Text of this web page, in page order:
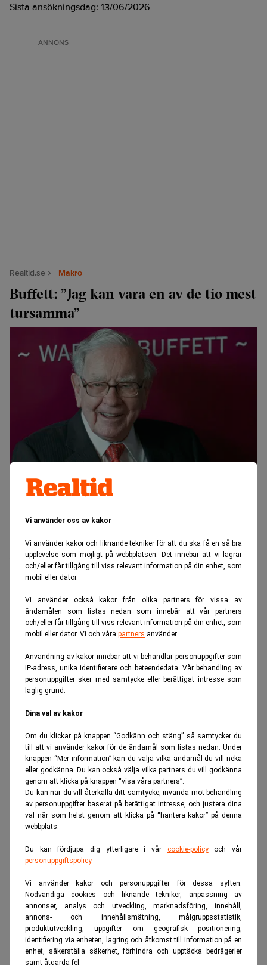
Vi använder oss av kakor
Vi använder kakor och liknande tekniker för att du ska få en så bra
upplevelse som möjligt på webbplatsen. Det innebär att vi lagrar
och/eller får tillgång till viss relevant information på din enhet, som
mobil eller dator.
Vi använder också kakor från olika partners för vissa av
ändamålen som listas nedan som innebär att vår partners
och/eller får tillgång till viss relevant information på din enhet, som
mobil eller dator. Vi och våra partners använder.
Användning av kakor innebär att vi behandlar personuppgifter som
IP-adress, unika identifierare och beteendedata. Vår behandling av
personuppgifter sker med samtycke eller berättigat intresse som
laglig grund.
Dina val av kakor
Om du klickar på knappen “Godkänn och stäng” så samtycker du
till att vi använder kakor för de ändamål som listas nedan. Under
knappen “Mer information” kan du välja vilka ändamål du vill neka
eller godkänna. Du kan också välja vilka partners du vill godkänna
genom att klicka på knappen “visa våra partners”.
Du kan när du vill återkalla ditt samtycke, invända mot behandling
av personuppgifter baserat på berättigat intresse, och justera dina
val när som helst genom att klicka på “hantera kakor” på denna
webbplats.
Du kan fördjupa dig ytterligare i vår cookie-policyoch vår
personuppgiftspolicy.
Vi använder kakor och personuppgifter för dessa syften:
Nödvändiga cookies och liknande tekniker, anpassning av
annonser, analys och utveckling, marknadsföring, innehåll,
annons- och innehållsmätning, målgruppsstatistik,
produktutveckling, uppgifter om geografisk positionering,
identifiering via enheten, lagring och åtkomst till information på en
enhet, säkerställa säkerhet, förhindra och upptäcka bedrägerier
samt åtgärda fel.
Sista ansökningsdag: 13/06/2026
ANNONS
Realtid.se Makro
Buffett: ”Jag kan vara en av de tio mest
tursamma”
Affärsikonen Warren Buffett beskriver sin karriär som ett resultat
av tillfälligheter. (Foto: Nati Harnik/AP/TT)
Andersen
20 juli 2026
21 juli 2026
Warren Buffett fyller 96 nästa månad. I en intervju
med CNBC ser han tillbaka på sin investeringskarriär
och beskriver den som ett resultat av tillfälligheter.
ANNONS
I intervjun återkommer
omständigheter påverkade hans livsval och möjligheter.
Eftersom fadern var börsmäklare var det naturligt att
aktiemarknaden fanns nära. Buffet minns att han gjorde
sin första investering redan som elvaåring.
De tidiga erfarenheterna och små besluten växte så
småningom till ett imperium värt 147 miljarder dollar.
När han summerar sin bana återkommer Buffett till att han